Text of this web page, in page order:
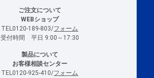
ご注文について
WEBショップ
TEL0120-189-803/フォーム
受付時間 平日 9:00～17:30
製品について
お客様相談センター
TEL0120-925-410/フォーム